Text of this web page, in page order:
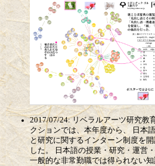
2017/07/24: リベラルアーツ研究教
クションでは、本年度から、 日本
と研究に関するインターン制度を開
した。 日本語の授業・研究・運営・
一般的な非常勤職では得られない